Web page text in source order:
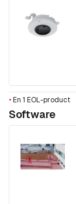
• En 1 EOL-product
Software